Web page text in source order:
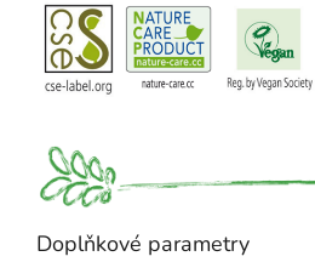
Doplňkové parametry